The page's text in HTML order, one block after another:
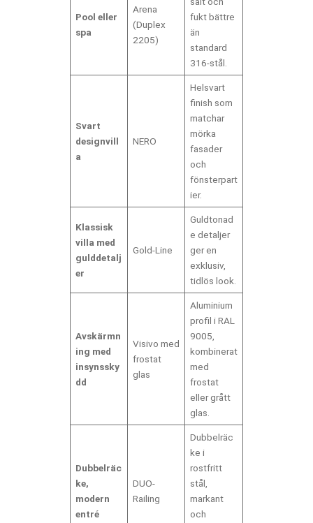
Pool eller
spa
Arena
(Duplex
2205)
fukt bättre
än
standard
316-stål.
Svart
designvill
a
NERO
Helsvart
finish som
matchar
mörka
fasader
och
fönsterpart
ier.
Klassisk
villa med
gulddetalj
er
Gold-Line
Guldtonad
e detaljer
ger en
exklusiv,
tidlös look.
Avskärmn
ing med
insynssky
dd
Visivo med
frostat
glas
Aluminium
profil i RAL
9005,
kombinerat
med
frostat
eller grått
glas.
Dubbelräc
ke,
modern
entré
DUO-
Railing
Dubbelräc
ke i
rostfritt
stål,
markant
och